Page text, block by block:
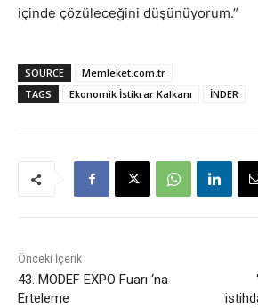
içinde çözüleceğini düşünüyorum.”
SOURCE
Memleket.com.tr
TAGS
Ekonomik İstikrar Kalkanı İNDER
Önceki İçerik
43. MODEF EXPO Fuarı ‘na
Erteleme